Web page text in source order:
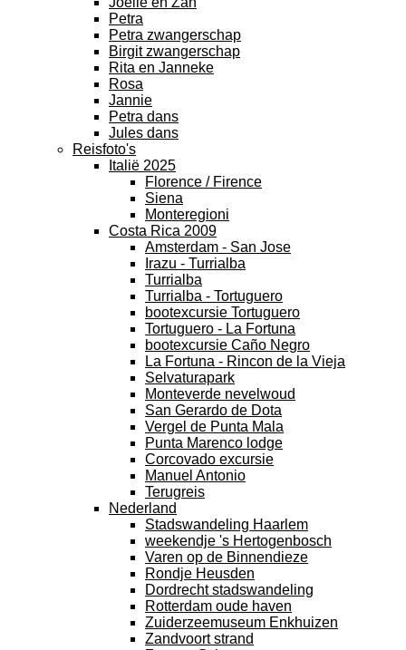
Petra
Petra zwangerschap
Birgit zwangerschap
Rita en Janneke
Rosa
Jannie
Petra dans
Jules dans
Reisfoto's
Italië 2025
Florence / Firence
Siena
Monteregioni
Costa Rica 2009
Amsterdam - San Jose
Irazu - Turrialba
Turrialba
Turrialba - Tortuguero
bootexcursie Tortuguero
Tortuguero - La Fortuna
bootexcursie Caño Negro
La Fortuna - Rincon de la Vieja
Selvaturapark
Monteverde nevelwoud
San Gerardo de Dota
Vergel de Punta Mala
Punta Marenco lodge
Corcovado excursie
Manuel Antonio
Terugreis
Nederland
Stadswandeling Haarlem
weekendje 's Hertogenbosch
Varen op de Binnendieze
Rondje Heusden
Dordrecht stadswandeling
Rotterdam oude haven
Zuiderzeemuseum Enkhuizen
Zandvoort strand